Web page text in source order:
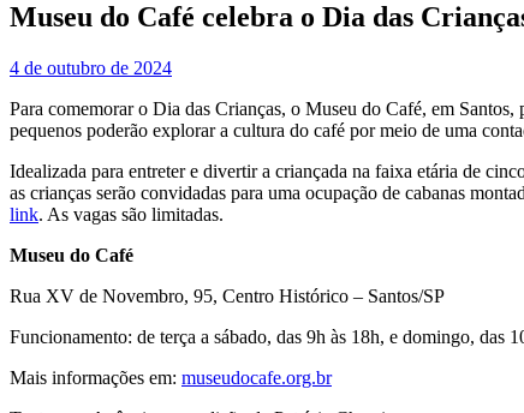
Museu do Café celebra o Dia das
4 de outubro de 2024
Para comemorar o Dia das Crianças, o Museu do Café, em
pequenos poderão explorar a cultura do café por meio de uma
Idealizada para entreter e divertir a criançada na faixa etária de
as crianças serão convidadas para uma ocupação de cabanas
link. As vagas são limitadas.
Museu do Café
Rua XV de Novembro, 95, Centro Histórico – Santos/SP
Funcionamento: de terça a sábado, das 9h às 18h, e domingo, das
Mais informações em: museudocafe.org.br